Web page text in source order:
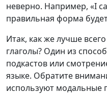
неверно. Например, «I
правильная форма
Итак, как же лучше
глаголы? Один из
подкастов или
языке. Обратите
используют модальные